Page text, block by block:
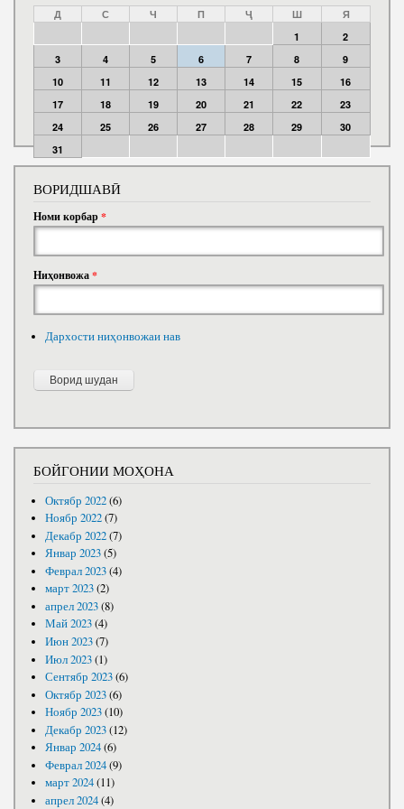
Д С Ч П Ҷ Ш
Я
1
2
3
4 5 6 7 8
9
10
11 12 13 14 15
16
17
18 19 20 21 22
23
24
25 26 27 28 29
30
31
ВОРИДШАВӢ
Номи корбар*
Ниҳонвожа*
Дархости ниҳонвожаи нав
БОЙГОНИИ МОҲОНА
Октябр 2022(6)
Ноябр 2022(7)
Декабр 2022(7)
Январ 2023(5)
Феврал 2023(4)
март 2023(2)
апрел 2023(8)
Май 2023(4)
Июн 2023(7)
Июл 2023(1)
Сентябр 2023(6)
Октябр 2023(6)
Ноябр 2023(10)
Декабр 2023(12)
Январ 2024(6)
Феврал 2024(9)
март 2024(11)
апрел 2024(4)